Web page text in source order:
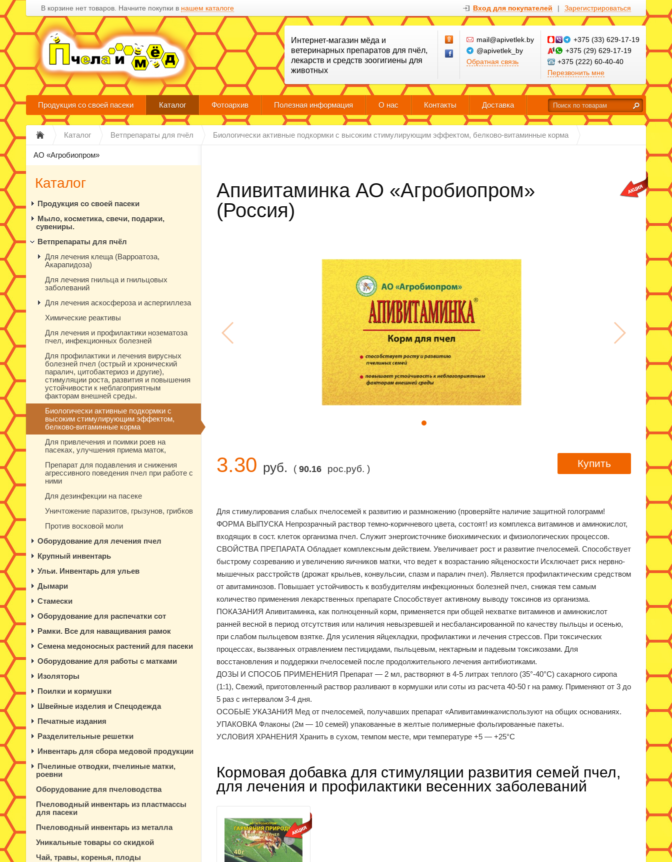
В корзине нет товаров. Начните покупки в нашем каталоге Вход для покупателей | Зарегистрироваться
Интернет-магазин мёда и
ветеринарных препаратов для пчёл,
лекарств и средств зоогигиены для
животных
mail@apivetlek.by
@apivetlek_by
Обратная связь
+375 (33) 629-17-19
+375 (29) 629-17-19
+375 (222) 60-40-40
Перезвонить мне
Продукция со своей пасеки Каталог Фотоархив Полезная информация О нас Контакты Доставка
Каталог Ветпрепараты для пчёл Биологически активные подкормки с высоким стимулирующим эффектом, белково-витаминные корма
АО «Агробиопром»
Апивитаминка АО «Агробиопром»
(Россия)
3.30 руб. ( 90.16 рос.руб. ) Купить
Для стимулирования слабых пчелосемей к развитию и размножению (проверяйте наличие защитной голограмм!
ФОРМА ВЫПУСКА Непрозрачный раствор темно-коричневого цвета, состоят! из комплекса витаминов и аминокислот,
входящих в сост. клеток организма пчел. Служит энергоисточнике биохимических и физиологических процессов.
СВОЙСТВА ПРЕПАРАТА Обладает комплексным действием. Увеличивает рост и развитие пчелосемей. Способствует
быстрому созреванию и увеличению яичников матки, что ведет к возрастанию яйценоскости Исключает риск нервно-
мышечных расстройств (дрожат крыльев, конвульсии, спазм и паралич пчел). Является профилактическим средством
от авитаминозов. Повышает устойчивость к возбудителям инфекционных болезней пчел, снижая тем самым
количество применения лекарственных препарате Способствует активному выводу токсинов из организма.
ПОКАЗАНИЯ Апивитаминка, как полноценный корм, применяется при об­щей нехватке витаминов и аминокислот
ранней весной в пе­риод отсутствия или наличия невызревшей и несбалансиро­ванной по качеству пыльцы и осенью,
при слабом пыльцевом взятке. Для усиления яйцекладки, профилактики и лечения стрессов. При токсических
процессах, вызванных отравлени­ем пестицидами, пыльцевым, нектарным и падевым токси­козами. Для
восстановления и поддержки пчелосемей после продолжительного лечения антибиотиками.
ДОЗЫ И СПОСОБ ПРИМЕНЕНИЯ Препарат — 2 мл, растворяют в 4-5 литрах теплого (35°-40°С) сахарного сиропа
(1:1), Свежий, приготовленный раствор разливают в кормушки или соты из расчета 40-50 г на рамку. Применяют от 3 до
5 раз с интервалом 3-4 дня.
ОСОБЫЕ УКАЗАНИЯ Мед от пчелосемей, получавших препарат «Апивитаминка»используют на общих основаниях.
УПАКОВКА Флаконы (2м — 10 семей) упакованные в желтые полимер­ные фольгированные пакеты.
УСЛОВИЯ ХРАНЕНИЯ Хранить в сухом, темпом месте, мри температуре +5 — +25°С
Кормовая добавка для стимуляции развития семей пчел,
для лечения и профилактики весенних заболеваний
Каталог
Продукция со своей пасеки
Мыло, косметика, свечи, подарки,
сувениры.
Ветпрепараты для пчёл
Для лечения клеща (Варроатоза,
Акарапидоза)
Для лечения гнильца и гнильцовых
заболеваний
Для лечения аскосфероза и аспергиллеза
Химические реактивы
Для лечения и профилактики нозематоза
пчел, инфекционных болезней
Для профилактики и лечения вирусных
болезней пчел (острый и хронический
паралич, цитобактериоз и другие),
стимуляции роста, развития и повышения
устойчивости к неблагоприятным
факторам внешней среды.
Биологически активные подкормки с
высоким стимулирующим эффектом,
белково-витаминные корма
Для привлечения и поимки роев на
пасеках, улучшения приема маток,
Препарат для подавления и снижения
агрессивного поведения пчел при работе с
ними
Для дезинфекции на пасеке
Уничтожение паразитов, грызунов, грибков
Против восковой моли
Оборудование для лечения пчел
Крупный инвентарь
Ульи. Инвентарь для ульев
Дымари
Стамески
Оборудование для распечатки сот
Рамки. Все для наващивания рамок
Семена медоносных растений для пасеки
Оборудование для работы с матками
Изоляторы
Поилки и кормушки
Швейные изделия и Спецодежда
Печатные издания
Разделительные решетки
Инвентарь для сбора медовой продукции
Пчелиные отводки, пчелиные матки,
роевни
Оборудование для пчеловодства
Пчеловодный инвентарь из пластмассы
для пасеки
Пчеловодный инвентарь из металла
Уникальные товары со скидкой
Чай, травы, коренья, плоды